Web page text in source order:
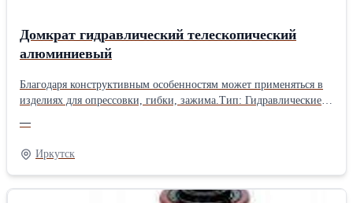
Домкрат гидравлический телескопический
алюминиевый
Благодаря конструктивным особенностям может применяться в
изделиях для опрессовки, гибки, зажима.Тип: Гидравлические
—
Иркутск